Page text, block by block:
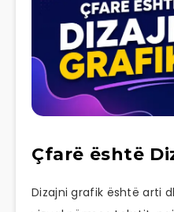
Çfarë është
Dizajni grafik është arti